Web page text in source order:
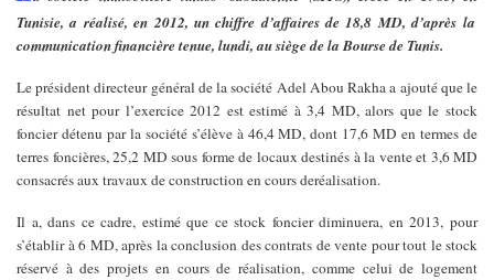
Tunisie, a réalisé, en 2012, un chiffre d’affaires de 18,8 MD, d’après la
communication financière tenue, lundi, au siège de la Bourse de Tunis.
Le président directeur général de la société Adel Abou Rakha a ajoutéque le
résultat net pour l’exercice 2012 est estimé à 3,4 MD, alors quele stock
foncier détenu par la société s’élève à 46,4 MD, dont 17,6 MD en termes de
terres foncières, 25,2 MD sous forme de locaux destinés àla vente et 3,6 MD
consacrés aux travaux de construction en cours deréalisation.
Il a, dans ce cadre, estimé que ce stock foncier diminuera, en 2013, pour
s’établir à 6 MD, après la conclusion des contrats de vente pourtout le stock
réservé à des projets en cours de réalisation, comme celuide logement